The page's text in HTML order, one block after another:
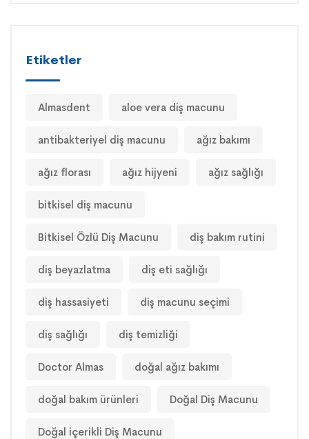
Etiketler
Almasdent aloe vera diş macunu
antibakteriyel diş macunu ağız bakımı
ağız florası ağız hijyeni ağız sağlığı
bitkisel diş macunu
Bitkisel Özlü Diş Macunu diş bakım rutini
diş beyazlatma diş eti sağlığı
diş hassasiyeti diş macunu seçimi
diş sağlığı diş temizliği
Doctor Almas doğal ağız bakımı
doğal bakım ürünleri Doğal Diş Macunu
Doğal içerikli Diş Macunu